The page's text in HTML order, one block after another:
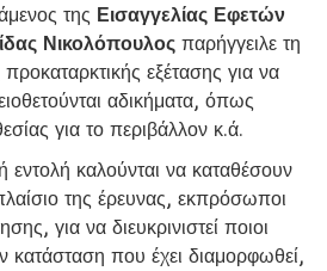
της Εισαγγελίας Εφετών
Νικολόπουλος παρήγγειλε τη
προκαταρκτικής εξέτασης για να
αδικήματα, όπως
για το περιβάλλον κ.ά.
εντολή καλούνται να καταθέσουν
της έρευνας, εκπρόσωποι
για να διευκρινιστεί ποιοι
κατάσταση που έχει διαμορφωθεί,